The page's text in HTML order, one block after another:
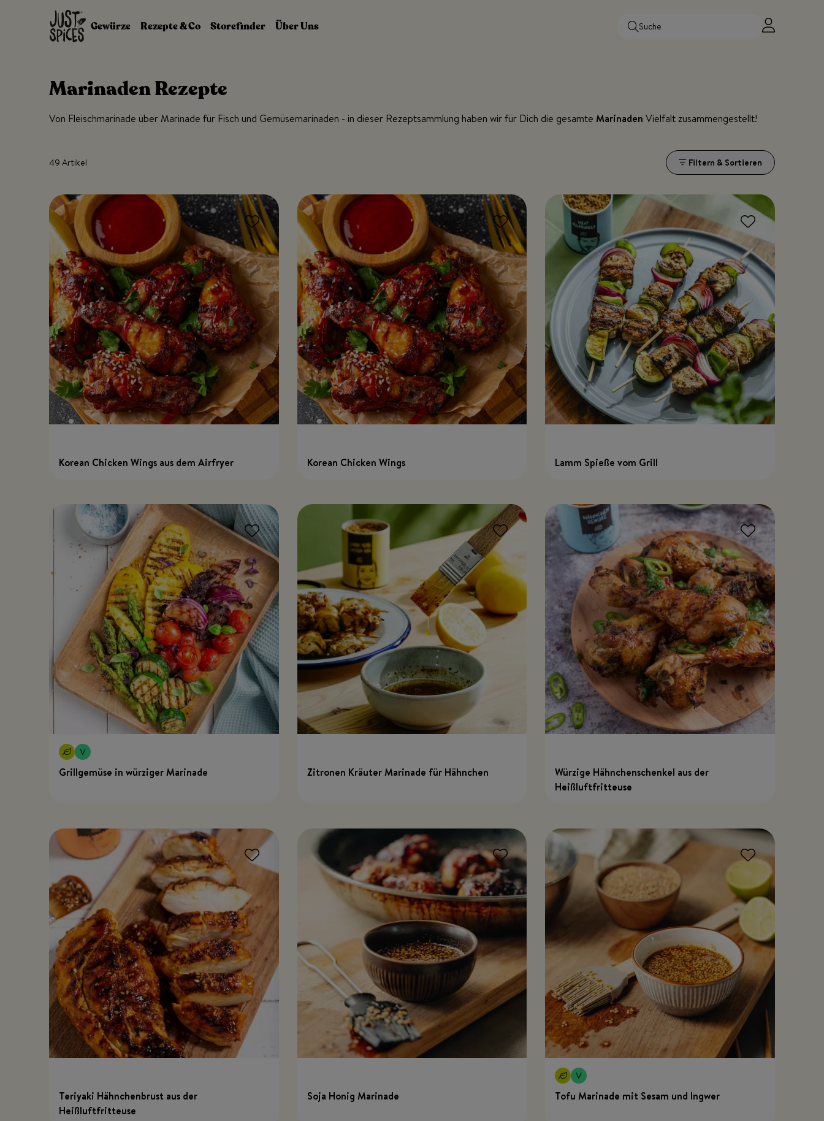
Zum Inhalt springen
Gewürze
Rezepte & Co Storefinder Über Uns
Marinaden Rezepte
Von Fleischmarinade über Marinade für Fisch und Gemüsemarinaden - in dieser Rezeptsammlung haben wir für Dich die gesamte Marinaden Vielfalt zusammengestellt!
49 Artikel Filtern & Sortieren
Korean Chicken Wings aus dem Airfryer Korean Chicken Wings Lamm Spieße vom Grill
Grillgemüse in würziger Marinade Zitronen Kräuter Marinade für Hähnchen
Würzige Hähnchenschenkel aus der
Heißluftfritteuse
Teriyaki Hähnchenbrust aus der
Heißluftfritteuse
Soja Honig Marinade Tofu Marinade mit Sesam und Ingwer